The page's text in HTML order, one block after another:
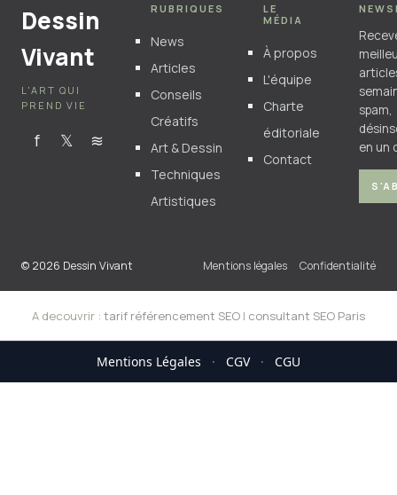
Dessin
Vivant
L'ART QUI
PREND VIE
f 𝕏 ≋
RUBRIQUES
News
Articles
Conseils
Créatifs
Art & Dessin
Techniques
Artistiques
LE
MÉDIA
À propos
L'équipe
Charte
éditoriale
Contact
spam,
en un
© 2026 Dessin Vivant Mentions légales Confidentialité
A decouvrir : tarif référencement SEO | consultant SEO Paris
Mentions Légales · CGV · CGU